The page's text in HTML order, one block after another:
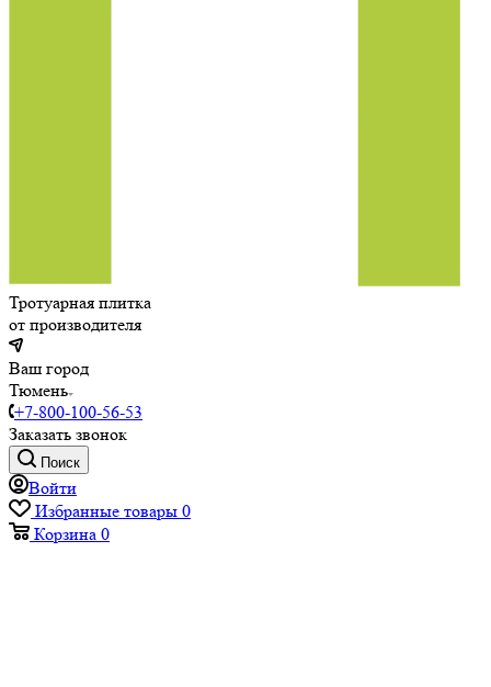
Тротуарная плитка
от производителя
Ваш город
Тюмень
+7-800-100-56-53
Заказать звонок
Поиск
Войти
Избранные товары 0
Корзина 0